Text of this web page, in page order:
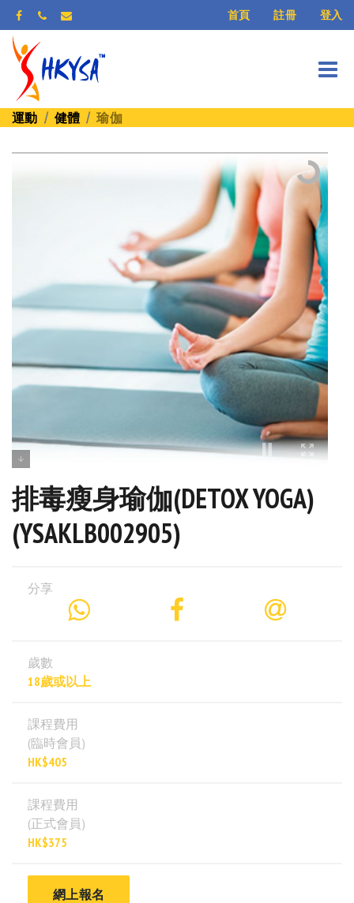
首頁 註冊 登入
運動 健體 瑜伽
排毒瘦身瑜伽(DETOX YOGA)
(YSAKLB002905)
分享
歲數
18歲或以上
課程費用
(臨時會員)
HK$405
課程費用
(正式會員)
HK$375
網上報名